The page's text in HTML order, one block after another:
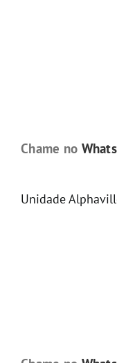
Chame no
Unidade